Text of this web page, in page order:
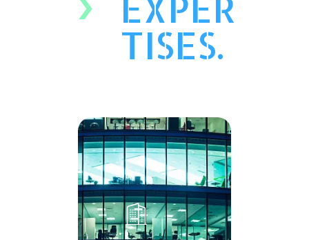
TISES.